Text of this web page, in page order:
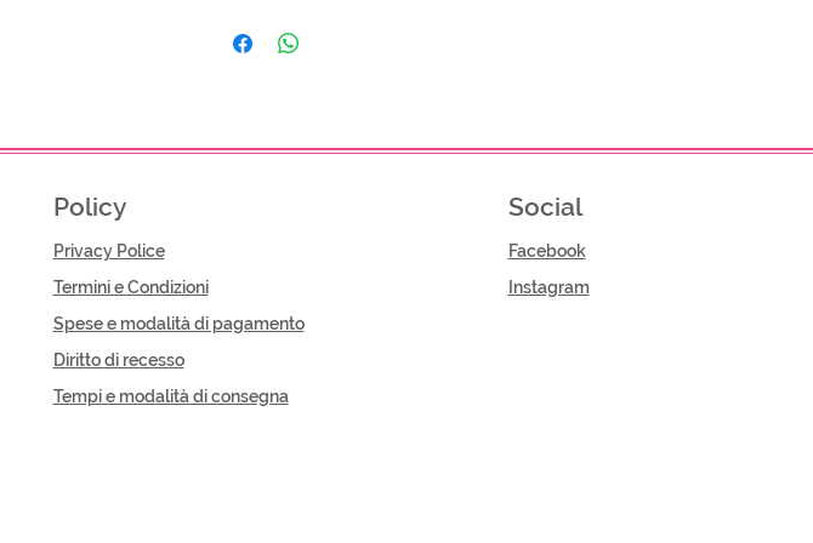
Policy
Privacy Police
Termini e Condizioni
Spese e modalità di pagamento
Diritto di recesso
Tempi e modalità di consegna
Social
Facebook
Instagram